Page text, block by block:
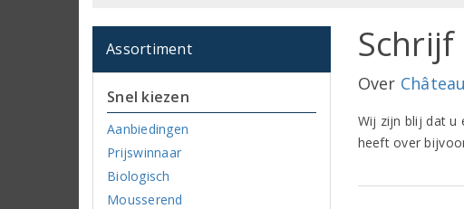
Assortiment
Snel kiezen
Aanbiedingen
Prijswinnaar
Biologisch
Mousserend
Over
Wij zijn blij dat u
heeft over